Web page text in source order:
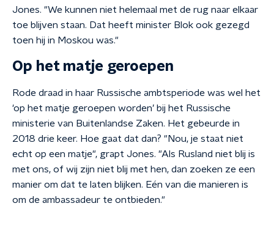
Jones. "We kunnen niet helemaal met de rug naar elkaar
toe blijven staan. Dat heeft minister Blok ook gezegd
toen hij in Moskou was."
Op het matje geroepen
Rode draad in haar Russische ambtsperiode was wel het
'op het matje geroepen worden’ bij het Russische
ministerie van Buitenlandse Zaken. Het gebeurde in
2018 drie keer. Hoe gaat dat dan? "Nou, je staat niet
echt op een matje", grapt Jones. "Als Rusland niet blij is
met ons, of wij zijn niet blij met hen, dan zoeken ze een
manier om dat te laten blijken. Eén van die manieren is
om de ambassadeur te ontbieden."